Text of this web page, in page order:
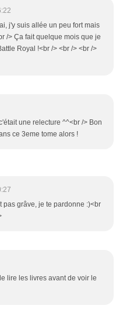
j'y suis allée un peu fort mais
/> Ça fait quelque mois que je
Royal !<br /> <br /> <br />
une relecture ^^<br /> Bon
ce 3eme tome alors !
pas grâve, je te pardonne :)<br
lire les livres avant de voir le